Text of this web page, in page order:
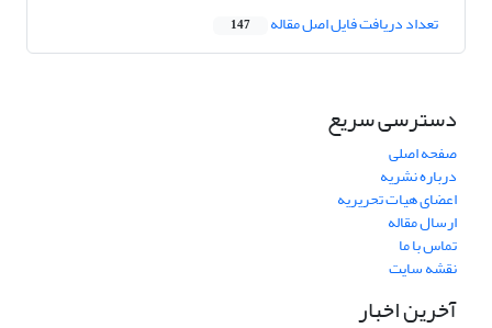
تعداد دریافت فایل اصل مقاله 147
دسترسی سریع
صفحه اصلی
درباره نشریه
اعضای هیات تحریریه
ارسال مقاله
تماس با ما
نقشه سایت
آخرین اخبار